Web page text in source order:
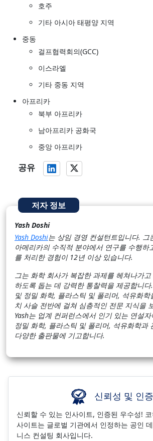
호주
기타 아시아 태평양 지역
중동
걸프협력회의(GCC)
이스라엘
기타 중동 지역
아프리카
북부 아프리카
남아프리카 공화국
중앙 아프리카
공유
저자 정보
Yash Doshi
Yash Doshi는 상임 경영 컨설턴트입니다. 그
아메리카의 수직적 분야에서 연구를 수행하
를 처리한 경험이 12년 이상 있습니다.
그는 화학 회사가 복잡한 과제를 헤쳐나가
하도록 돕는 데 강력한 통찰력을 제공합니
및 정밀 화학, 플라스틱 및 폴리머, 석유화
치 사슬 전반에 걸쳐 심층적인 전문 지식을
Yash는 업계 컨퍼런스에서 인기 있는 연설
정밀 화학, 플라스틱 및 폴리머, 석유화학과
다양한 출판물에 기고합니다.
신뢰성 및 인증
신뢰할 수 있는 인사이트, 인증된 우수성!
사이트는 글로벌 기관에서 인정하는 공인
니스 컨설팅 회사입니다.